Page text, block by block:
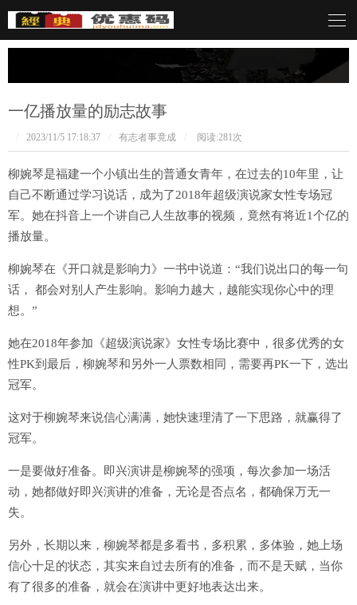
一亿播放量的励志故事
2023/11/5 17:18:37 有志者事竟成 阅读:281次
柳婉琴是福建一个小镇出生的普通女青年，在过去的10年里，让
自己不断通过学习说话，成为了2018年超级演说家女性专场冠
军。她在抖音上一个讲自己人生故事的视频，竟然有将近1个亿的
播放量。
柳婉琴在《开口就是影响力》一书中说道：“我们说出口的每一句
话， 都会对别人产生影响。影响力越大，越能实现你心中的理
想。”
她在2018年参加《超级演说家》女性专场比赛中，很多优秀的女
性PK到最后，柳婉琴和另外一人票数相同，需要再PK一下，选出
冠军。
这对于柳婉琴来说信心满满，她快速理清了一下思路，就赢得了
冠军。
一是要做好准备。即兴演讲是柳婉琴的强项，每次参加一场活
动，她都做好即兴演讲的准备，无论是否点名，都确保万无一
失。
另外，长期以来，柳婉琴都是多看书，多积累，多体验，她上场
信心十足的状态，其实来自过去所有的准备，而不是天赋，当你
有了很多的准备，就会在演讲中更好地表达出来。